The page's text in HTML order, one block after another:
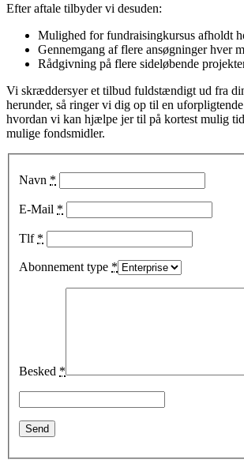
Efter aftale tilbyder vi desuden:
Mulighed for fundraisingkursus afholdt
Gennemgang af flere ansøgninger hver
Rådgivning på flere sideløbende
Vi skræddersyer et tilbud fuldstændigt ud fra
herunder, så ringer vi dig op til en
hvordan vi kan hjælpe jer til på kortest mulig
mulige fondsmidler.
Navn *
E-Mail *
Tlf *
Abonnement type *
Besked *